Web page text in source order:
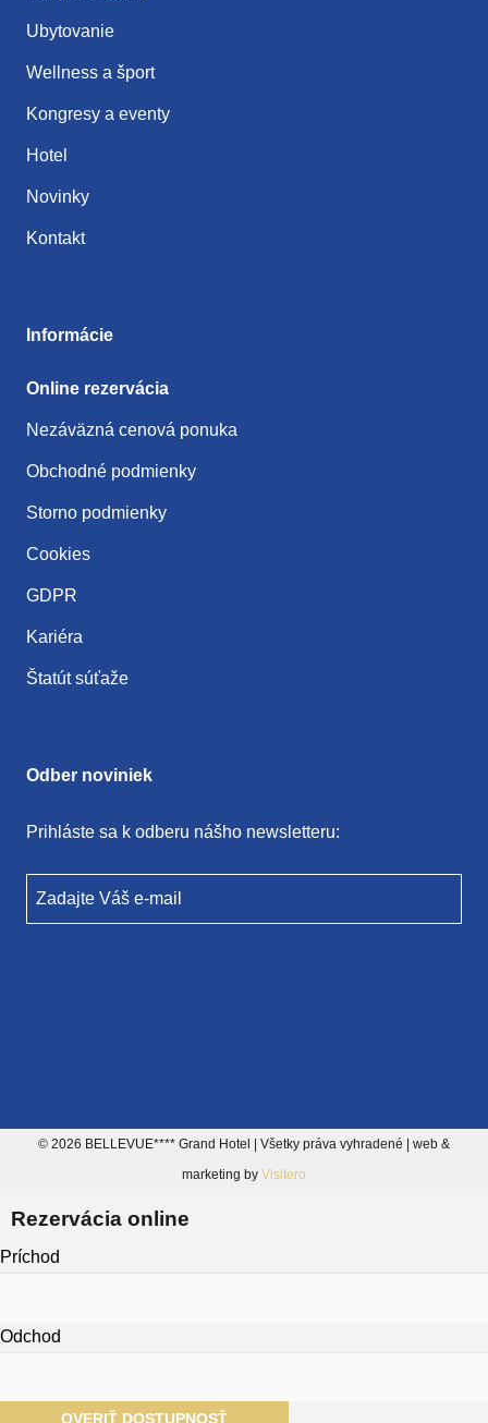
Ubytovanie
Wellness a šport
Kongresy a eventy
Hotel
Novinky
Kontakt
Informácie
Online rezervácia
Nezáväzná cenová ponuka
Obchodné podmienky
Storno podmienky
Cookies
GDPR
Kariéra
Štatút súťaže
Odber noviniek
Prihláste sa k odberu nášho newsletteru:
Zadajte Váš e-mail
© 2026 BELLEVUE**** Grand Hotel | Všetky práva vyhradené | web &
marketing by Visitero
Rezervácia online
Príchod
Odchod
OVERIŤ DOSTUPNOSŤ